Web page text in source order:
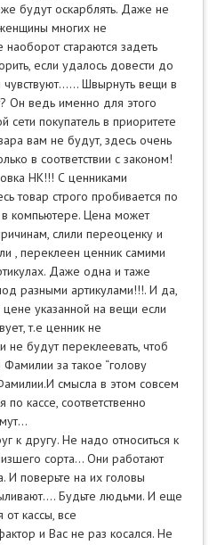
будут оскарблять. Даже не
многих не
наоборот стараются задеть
если удалось довести до
Швырнуть вещи в
Он ведь именно для этого
покупатель в приоритете
вам не будут, здесь очень
в соответствии с законом!
НК!!! С ценниками
товар строго пробивается по
в компьютере. Цена может
слили переоценку и
, переклеен ценник самими
Даже одна и таже
разными артикулами!!!. И да,
указанной на вещи если
т.е ценник не
не будут переклеевать, чтоб
за такое “голову
смысла в этом совсем
по кассе, соответственно
к другу. Не надо относиться к
сорта… Они работают
И поверьте на их головы
Будьте людьми. И еще
кассы, все
и Вас не раз косался. Не